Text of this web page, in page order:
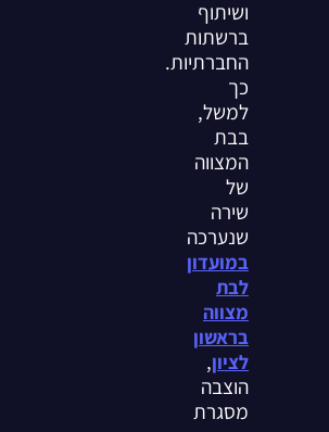
ושיתוף
ברשתות
החברתיות.
כך
למשל,
בבת
המצווה
של
שירה
שנערכה
במועדון
לבת
מצווה
בראשון
לציון,
הוצבה
מסגרת